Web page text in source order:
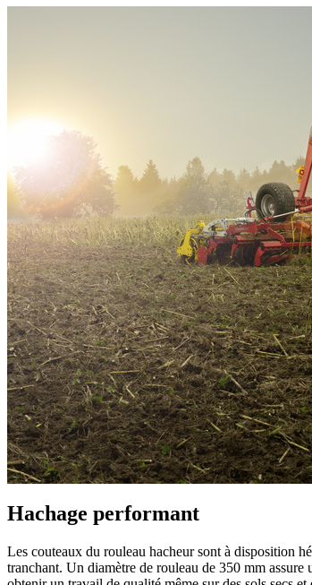
Hachage performant
Les couteaux du rouleau hacheur sont à disposition
tranchant. Un diamètre de rouleau de 350 mm assure